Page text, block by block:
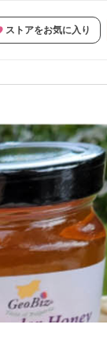
ストアをお気に入り